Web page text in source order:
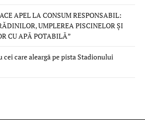
APEL LA CONSUM RESPONSABIL:
UMPLEREA PISCINELOR ȘI
CU APĂ POTABILĂ”
cei care aleargă pe pista Stadionului